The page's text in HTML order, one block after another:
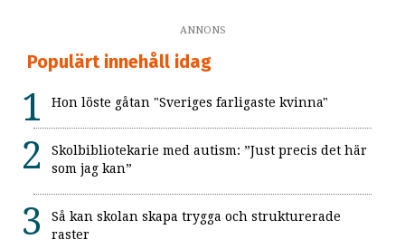
ANNONS
Populärt innehåll idag
Hon löste gåtan "Sveriges farligaste kvinna"
Skolbibliotekarie med autism: ”Just precis det här
som jag kan”
Så kan skolan skapa trygga och strukturerade
raster